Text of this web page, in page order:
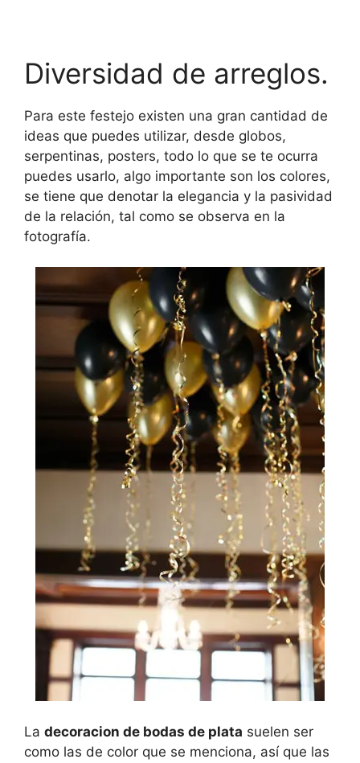
Diversidad de arreglos.
Para este festejo existen una gran cantidad de
ideas que puedes utilizar, desde globos,
serpentinas, posters, todo lo que se te ocurra
puedes usarlo, algo importante son los colores,
se tiene que denotar la elegancia y la pasividad
de la relación, tal como se observa en la
fotografía.
La decoracion de bodas de plata suelen ser
como las de color que se menciona, así que las